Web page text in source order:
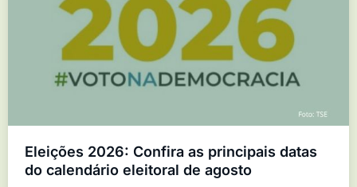
Eleições 2026: Confira as principais datas
do calendário eleitoral de agosto